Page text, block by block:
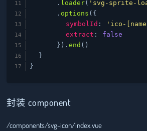
. loader( 'svg-sprite-
. options ({
symbolId : 'ico-
extract : false
}).end ()
}
}
封装 component
/components/svg-icon/index.vue